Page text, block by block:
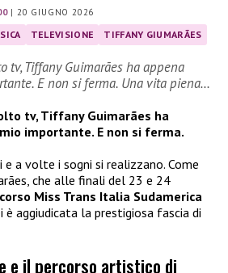
|20 GIUGNO 2026
TELEVISIONE TIFFANY GIUMARÃES
tv, Tiffany Guimarães ha appena
E non si ferma. Una vita piena…
tv, Tiffany Guimarães ha
importante. E non si ferma.
e a volte i sogni si realizzano. Come
che alle finali del 23 e 24
Miss Trans Italia Sudamerica
è aggiudicata la prestigiosa fascia di
e il percorso artistico di